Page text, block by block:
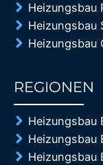
Heizungsbau
Heizungsbau
Heizungsbau
REGIONEN
Heizungsbau
Heizungsbau
Heizungsbau